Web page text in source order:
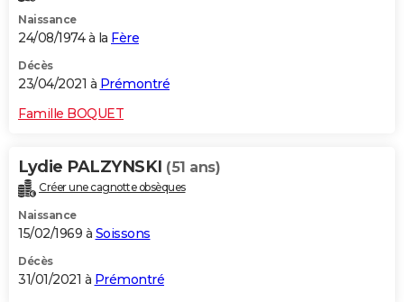
Naissance
24/08/1974 à la Fère
Décès
23/04/2021 à Prémontré
Famille BOQUET
Lydie PALZYNSKI (51 ans)
Créer une cagnotte obsèques
Naissance
15/02/1969 à Soissons
Décès
31/01/2021 à Prémontré